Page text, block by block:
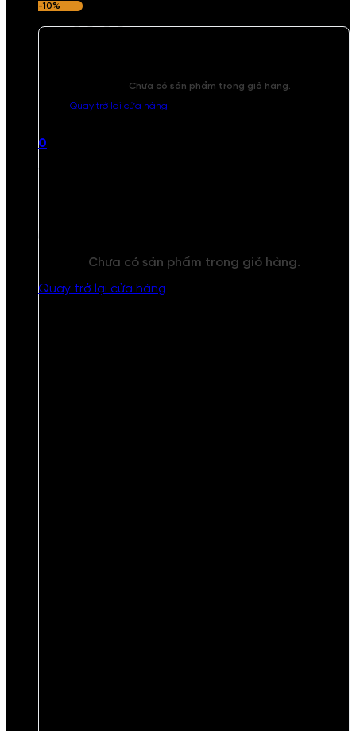
Chưa có sản phẩm trong giỏ hàng.
Quay trở lại cửa hàng
0
Giỏ hàng
Chưa có sản phẩm trong giỏ hàng.
Quay trở lại cửa hàng
-10%